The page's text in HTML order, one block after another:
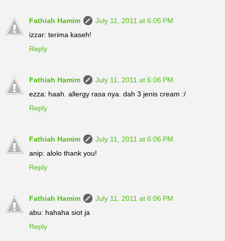
Fathiah Hamim
July 11, 2011 at 6:05 PM
izzar: terima kaseh!
Reply
Fathiah Hamim
July 11, 2011 at 6:06 PM
ezza: haah. allergy rasa nya. dah 3 jenis cream :/
Reply
Fathiah Hamim
July 11, 2011 at 6:06 PM
anip: alolo thank you!
Reply
Fathiah Hamim
July 11, 2011 at 6:06 PM
abu: hahaha siot ja
Reply